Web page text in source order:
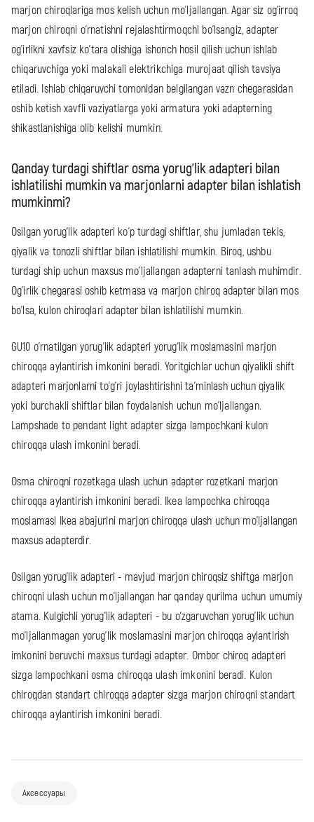
marjon chiroqlariga mos kelish uchun mo'ljallangan. Agar siz og'irroq
marjon chiroqni o'rnatishni rejalashtirmoqchi bo'lsangiz, adapter
og'irlikni xavfsiz ko'tara olishiga ishonch hosil qilish uchun ishlab
chiqaruvchiga yoki malakali elektrikchiga murojaat qilish tavsiya
etiladi. Ishlab chiqaruvchi tomonidan belgilangan vazn chegarasidan
oshib ketish xavfli vaziyatlarga yoki armatura yoki adapterning
shikastlanishiga olib kelishi mumkin.
Qanday turdagi shiftlar osma yorug'lik adapteri bilan
ishlatilishi mumkin va marjonlarni adapter bilan ishlatish
mumkinmi?
Osilgan yorug'lik adapteri ko'p turdagi shiftlar, shu jumladan tekis,
qiyalik va tonozli shiftlar bilan ishlatilishi mumkin. Biroq, ushbu
turdagi ship uchun maxsus mo'ljallangan adapterni tanlash muhimdir.
Og'irlik chegarasi oshib ketmasa va marjon chiroq adapter bilan mos
bo'lsa, kulon chiroqlari adapter bilan ishlatilishi mumkin.
GU10 o'rnatilgan yorug'lik adapteri yorug'lik moslamasini marjon
chiroqqa aylantirish imkonini beradi. Yoritgichlar uchun qiyalikli shift
adapteri marjonlarni to'g'ri joylashtirishni ta'minlash uchun qiyalik
yoki burchakli shiftlar bilan foydalanish uchun mo'ljallangan.
Lampshade to pendant light adapter sizga lampochkani kulon
chiroqqa ulash imkonini beradi.
Osma chiroqni rozetkaga ulash uchun adapter rozetkani marjon
chiroqqa aylantirish imkonini beradi. Ikea lampochka chiroqqa
moslamasi Ikea abajurini marjon chiroqqa ulash uchun mo'ljallangan
maxsus adapterdir.
Osilgan yorug'lik adapteri - mavjud marjon chiroqsiz shiftga marjon
chiroqni ulash uchun mo'ljallangan har qanday qurilma uchun umumiy
atama. Kulgichli yorug'lik adapteri - bu o'zgaruvchan yorug'lik uchun
mo'ljallanmagan yorug'lik moslamasini marjon chiroqqa aylantirish
imkonini beruvchi maxsus turdagi adapter. Ombor chiroq adapteri
sizga lampochkani osma chiroqqa ulash imkonini beradi. Kulon
chiroqdan standart chiroqqa adapter sizga marjon chiroqni standart
chiroqqa aylantirish imkonini beradi.
Аксессуары